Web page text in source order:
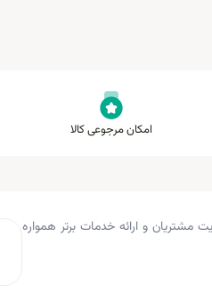
امکان مرجوعی کالا
کرده و با هدف جلب رضایت مشتریان و ارائه خدمات برتر همواره